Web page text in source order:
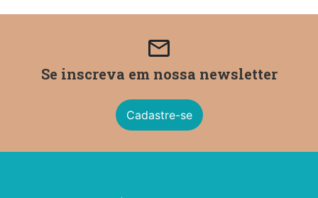
email
Se inscreva em nossa newsletter
Cadastre-se